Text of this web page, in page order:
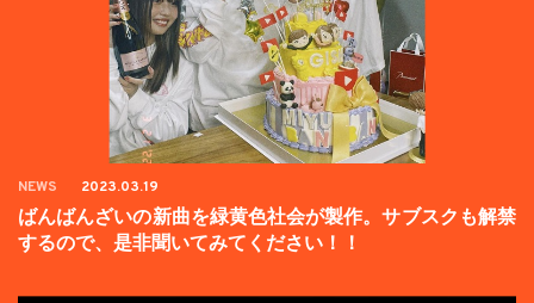
NEWS 2023.03.19
ばんばんざいの新曲を緑黄色社会が製作。サブスクも解禁
するので、是非聞いてみてください！！